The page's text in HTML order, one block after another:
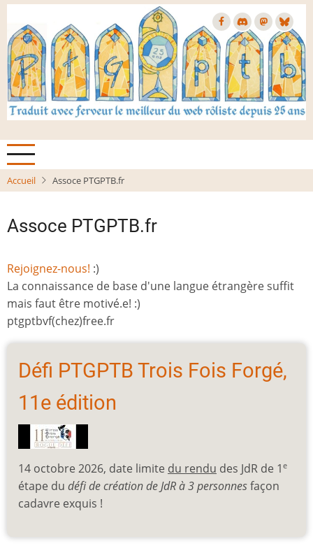
Aller
contenu
principal
Accueil Assoce PTGPTB.fr
Assoce PTGPTB.fr
Rejoignez-nous! :)
La connaissance de base d'une langue étrangère suffit
mais faut être motivé.e! :)
ptgptbvf(chez)free.fr
Défi PTGPTB Trois Fois Forgé,
11e édition
14 octobre 2026, date limite du rendu des JdR de 1 e
étape du défi de création de JdR à 3 personnesfaçon
cadavre exquis !